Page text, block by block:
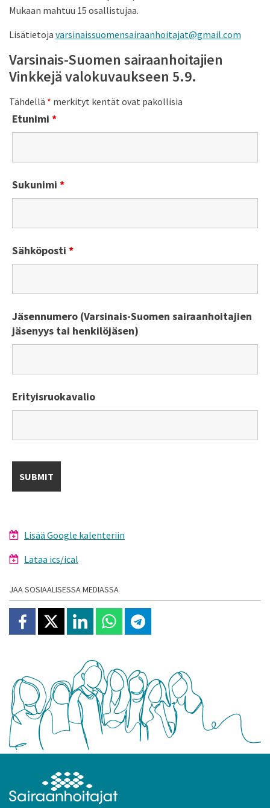
Mukaan mahtuu 15 osallistujaa.
Lisätietoja varsinaissuomensairaanhoitajat@gmail.com
Varsinais-Suomen sairaanhoitajien
Vinkkejä valokuvaukseen 5.9.
Tähdellä * merkityt kentät ovat pakollisia
Etunimi *
Sukunimi *
Sähköposti *
Jäsennumero (Varsinais-Suomen sairaanhoitajien
jäsenyys tai henkilöjäsen)
Erityisruokavalio
Lisää Google kalenteriin
Lataa ics/ical
JAA SOSIAALISESSA MEDIASSA
Jaa Facebookissa
Jaa X:ssäJaa Linkedinissä
Jaa Whatsappissa
Jaa Telegramissa